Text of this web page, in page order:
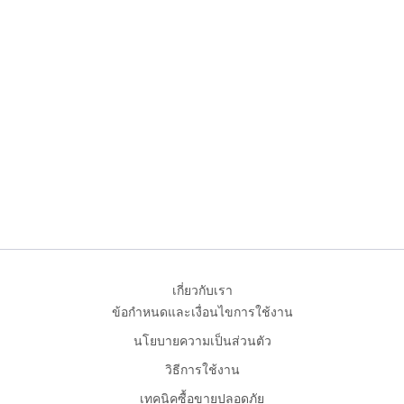
เกี่ยวกับเรา
ข้อกำหนดและเงื่อนไขการใช้งาน
นโยบายความเป็นส่วนตัว
วิธีการใช้งาน
เทคนิคซื้อขายปลอดภัย